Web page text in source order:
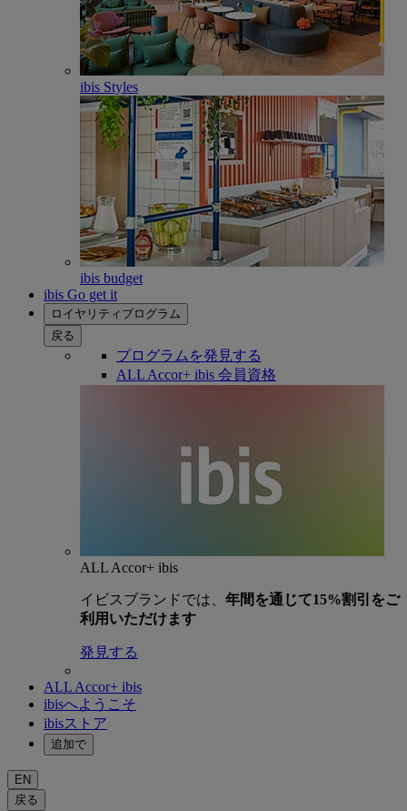
ibis Styles
ibis budget
ibis Go get it
ロイヤリティプログラム
戻る
プログラムを発見する
ALL Accor+ ibis 会員資格
ALL Accor+ ibis
イビスブランドでは、 年間を通じて15%割引をご
利用いただけます
発見する
ALL Accor+ ibis
ibisへようこそ
ibisストア
追加で
EN
戻る